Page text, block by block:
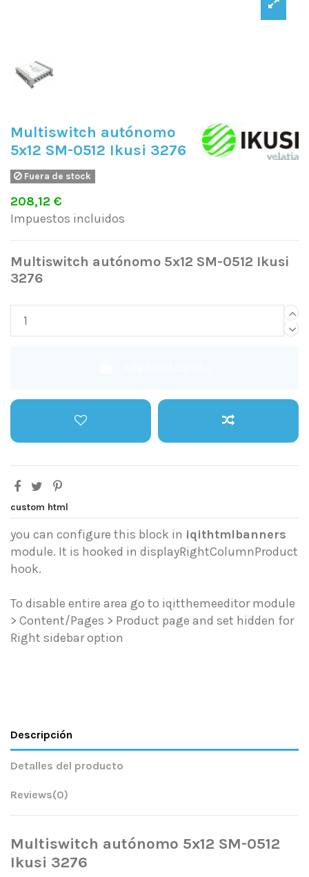
Multiswitch autónomo
5x12 SM-0512 Ikusi 3276
Fuera de stock
208,12 €
Impuestos incluidos
Multiswitch autónomo 5x12 SM-0512 Ikusi
3276
custom html
you can configure this block in iqithtmlbanners
module. It is hooked in displayRightColumnProduct
hook.
To disable entire area go to iqitthemeeditor module
> Content/Pages > Product page and set hidden for
Right sidebar option
Descripción
Detalles del producto
Reviews(0)
Multiswitch autónomo 5x12 SM-0512
Ikusi 3276